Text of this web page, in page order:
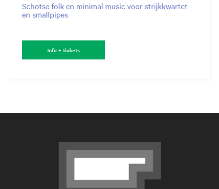
Schotse folk en minimal music voor strijkkwartet
en smallpipes
Info + tickets